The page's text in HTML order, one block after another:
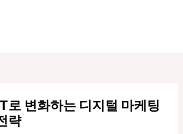
로 변화하는 디지털 마케팅
략